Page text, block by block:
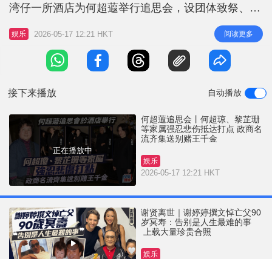
n
湾仔一所酒店为何超蕸举行追思会，设团体致祭、私
人追悼礼及公众致祭。 何超蕸追思会丨黎芷珊难掩
伤感 何超蕸大姊何超琼今早在现场打点，与到场宾
客握手接受慰问，何超琼应要求停步影相，心情平
静。家属何猷龙、黎芷珊（姑妈是何鸿燊元配黎婉
娱乐 2026-05-17 12:21 HKT 阅读更多
接下来播放 自动播放
正在播放中
何超蕸追思会丨何超琼、黎芷珊
等家属强忍悲伤抵达打点 政商名
流齐集送别赌王千金
娱乐
2026-05-17 12:21 HKT
谢贤离世｜谢婷婷撰文悼亡父90
岁冥寿：告别是人生最难的事
上载大量珍贵合照
娱乐